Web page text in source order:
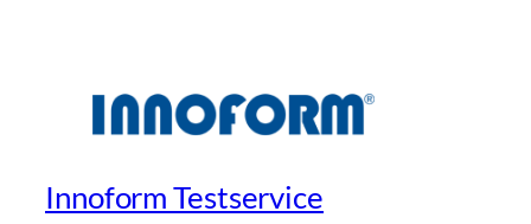
Innoform Testservice